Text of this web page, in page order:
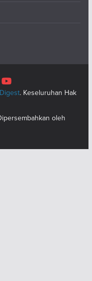
. Keseluruhan Hak
oleh